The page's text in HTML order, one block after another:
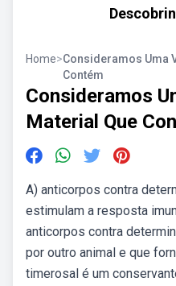
Home>Consideramos Uma
Contém
Consideramos
Material Que
A) anticorpos contra
estimulam a resposta
anticorpos contra
por outro animal e que
timerosal é um